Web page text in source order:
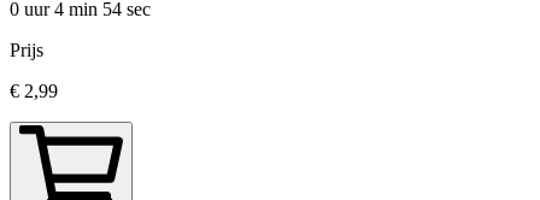
0 uur 4 min 54 sec
Prijs
€ 2,99